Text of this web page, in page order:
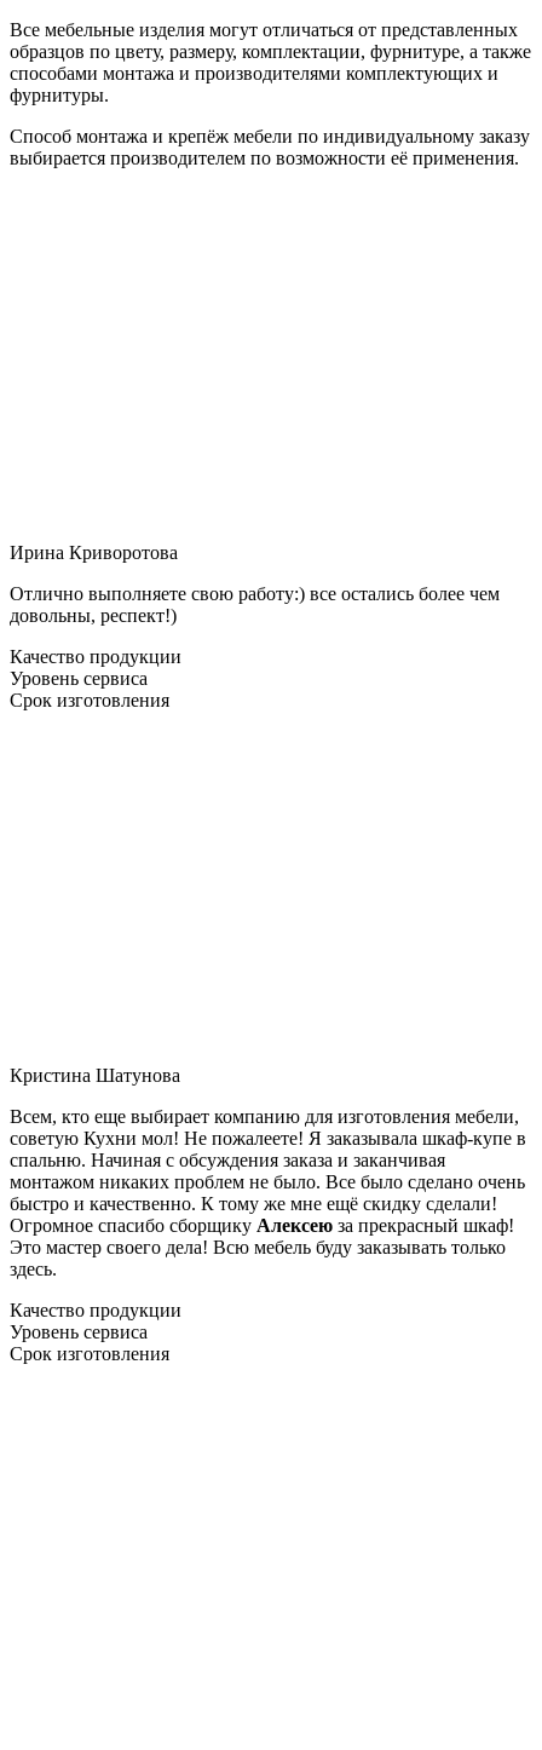
Все мебельные изделия могут отличаться от представленных
образцов по цвету, размеру, комплектации, фурнитуре, а также
способами монтажа и производителями комплектующих и
фурнитуры.
Способ монтажа и крепёж мебели по индивидуальному заказу
выбирается производителем по возможности её применения.
Ирина Криворотова
Отлично выполняете свою работу:) все остались более чем
довольны, респект!)
Качество продукции
Уровень сервиса
Срок изготовления
Кристина Шатунова
Всем, кто еще выбирает компанию для изготовления мебели,
советую Кухни мол! Не пожалеете! Я заказывала шкаф-купе в
спальню. Начиная с обсуждения заказа и заканчивая
монтажом никаких проблем не было. Все было сделано очень
быстро и качественно. К тому же мне ещё скидку сделали!
Огромное спасибо сборщику Алексею за прекрасный шкаф!
Это мастер своего дела! Всю мебель буду заказывать только
здесь.
Качество продукции
Уровень сервиса
Срок изготовления